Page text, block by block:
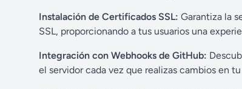
Instalación de Certificados SSL: Garantiza la
SSL, proporcionando a tus usuarios una
Integración con Webhooks de GitHub:
el servidor cada vez que realizas cambios en